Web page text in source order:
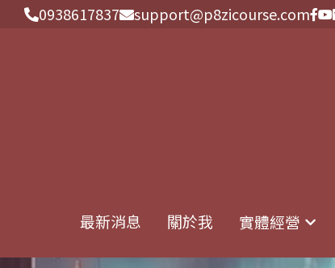
0938617837 support@p8zicourse.com
最新消息 關於我 實體經營
0938617837 support@p8zicourse.com
最新消息 關於我 實體經營